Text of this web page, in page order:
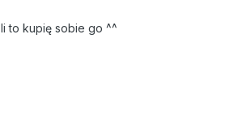
to kupię sobie go ^^